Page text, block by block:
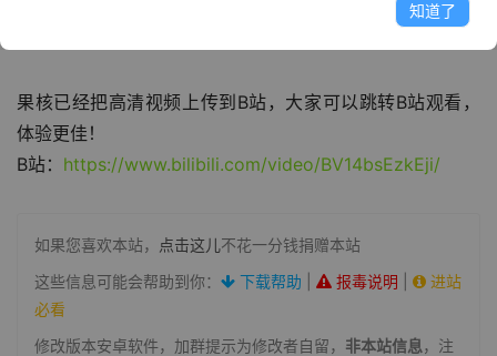
果核已经把高清视频上传到B站，大家可以跳转B站观看，
体验更佳！
B站： https://www.bilibili.com/video/BV14bsEzkEji/
如果您喜欢本站， 点击这儿不花一分钱捐赠本站
这些信息可能会帮助到你：
下载帮助 报毒说明
进站
必看
修改版本安卓软件，加群提示为修改者自留， 非本站信息，注
知道了